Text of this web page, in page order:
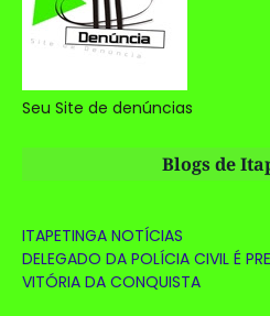
Seu Site de denúncias
Blogs de
ITAPETINGA NOTÍCIAS
DELEGADO DA POLÍCIA CIVIL É
VITÓRIA DA CONQUISTA